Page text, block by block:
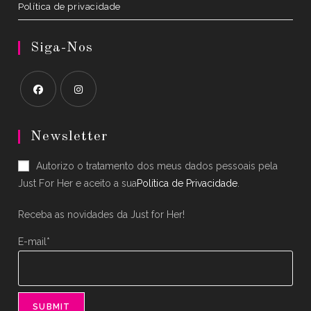
Política de privacidade
Siga-Nos
in
new
tab
in
new
tab
Newsletter
Autorizo o tratamento dos meus dados pessoais pela
Just For Her e aceito a suaPolítica de Privacidade.
Receba as novidades da Just for Her!
E-mail*